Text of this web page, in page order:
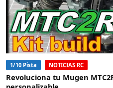
1/10 Pista NOTICIAS RC
Revoluciona tu Mugen